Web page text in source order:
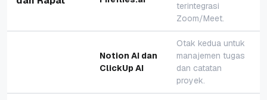
terintegrasi
Zoom/Meet.
Notion AI dan
ClickUp AI
Otak kedua untuk
manajemen tugas
dan catatan
proyek.